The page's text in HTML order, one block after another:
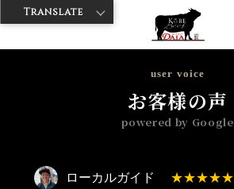
神戸牛ダイヤ > 神戸牛ダイア 歌舞伎町店
user voice
お客様の声
powered by Google
ローカルガイド
Translate